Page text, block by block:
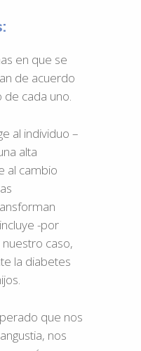
en que se
de acuerdo
de cada uno.
al individuo –
alta
al cambio
-por
caso,
la diabetes
que nos
nos